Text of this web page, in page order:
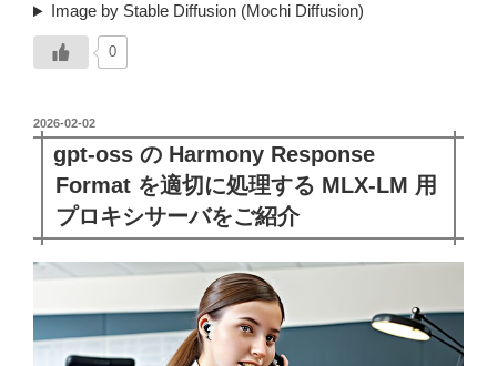
Image by Stable Diffusion (Mochi Diffusion)
0
投
稿
2026-02-02
gpt-oss の Harmony Response
Format を適切に処理する MLX-LM 用
プロキシサーバをご紹介